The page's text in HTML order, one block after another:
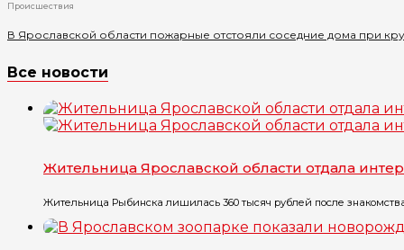
Происшествия
В Ярославской области пожарные отстояли соседние дома при
Все новости
Жительница Ярославской области отдала
Жительница Рыбинска лишилась 360 тысяч рублей после